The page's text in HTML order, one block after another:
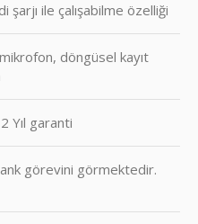
şarjı ile çalışabilme özelliği
döngüsel kayıt
Yıl garanti
görevini görmektedir.